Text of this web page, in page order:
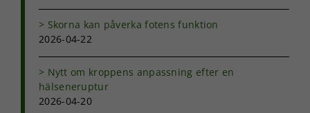
Skorna kan påverka fotens funktion
2026-04-22
Nytt om kroppens anpassning efter en
hälseneruptur
2026-04-20
chansen att få se
personligt